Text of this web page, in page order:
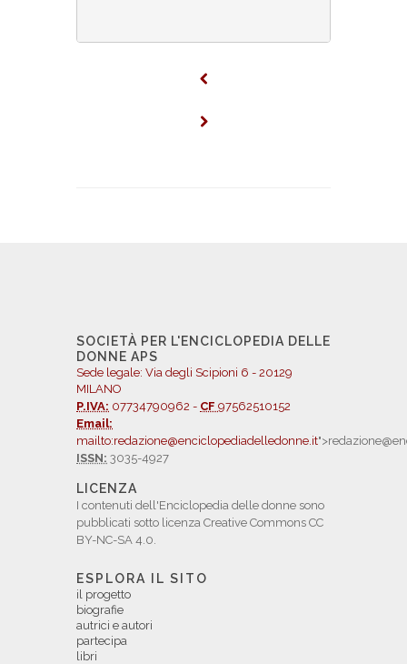
SOCIETÀ PER L'ENCICLOPEDIA DELLE
DONNE APS
Sede legale: Via degli Scipioni 6 - 20129
MILANO
P.IVA: 07734790962 - CF 97562510152
Email:
mailto:redazione@enciclopediadelledonne.it
ISSN: 3035-4927
LICENZA
I contenuti dell'Enciclopedia delle donne sono
pubblicati sotto licenza Creative Commons CC
BY-NC-SA 4.0.
ESPLORA IL SITO
il progetto
biografie
autrici e autori
partecipa
libri